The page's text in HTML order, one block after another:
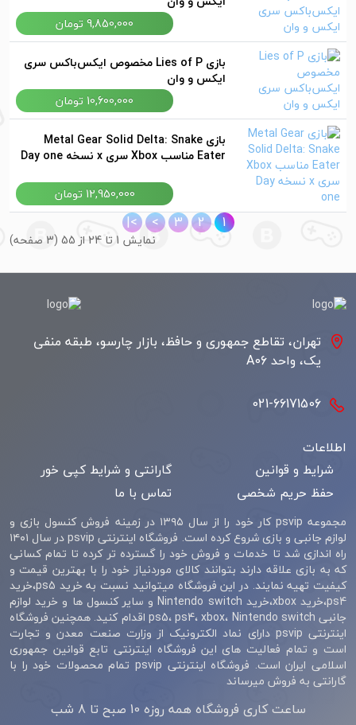
9,850,000 تومان
بازی Lies of P مخصوص ایکس‌باکس سری
ایکس و وان
10,600,000 تومان
بازی Metal Gear Solid Delta: Snake
Eater مناسب Xbox سری x نسخه Day one
12,950,000 تومان
1
2
3
>
>|
نمايش 1 تا 24 از 55 (3 صفحه)
تهران، تقاطع جمهوری و حافظ، بازار چارسو، طبقه منفی
یک، واحد A06
021-66171506
اطلاعات
شرایط و قوانین
گارانتی و شرایط کپی خور
حفظ حریم شخصی
تماس با ما
مجموعه psvip کار خود را از سال ۱۳۹۵ در زمینه فروش کنسول بازی و
لوازم جانبی و بازی شروع کرده است. فروشگاه اینترنتی psvip در سال ۱۴۰۱
راه اندازی شد تا خدمات و فروش خود را گسترده تر کرده تا تمام کسانی
که به بازی علاقه دارند بتوانند کالای موردنیاز خود را با بهترین قیمت و
کیفیت تهیه نمایند. در این فروشگاه میتوانید نسبت به خرید ps5،خرید
ps4،خرید xbox،خرید Nintendo switch و سایر کنسول ها و خرید لوازم
جانبی ps5، ps4، xbox، Nintendo switch اقدام کنید. همچنین فروشگاه
اینترنتی psvip دارای نماد الکترونیک از وزارت صنعت معدن و تجارت
است و تمام فعالیت های این فروشگاه اینترنتی تابع قوانین جمهوری
اسلامی ایران است. فروشگاه اینترنتی psvip تمام محصولات خود را با
گارانتی به فروش میرساند
ساعت کاری فروشگاه همه روزه 10 صبح تا 8 شب